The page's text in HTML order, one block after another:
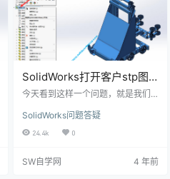
SolidWorks打开客户stp图
纸不能单独打开装配体里的
今天看到这样一个问题，就是我们
开一看也挺正常的，就是我们常规
保存一下，没有出现里面的零件，
零件前面都是固定，不能保存零部
SolidWorks问题答疑
24.4k 0
SW自学网 4 年前